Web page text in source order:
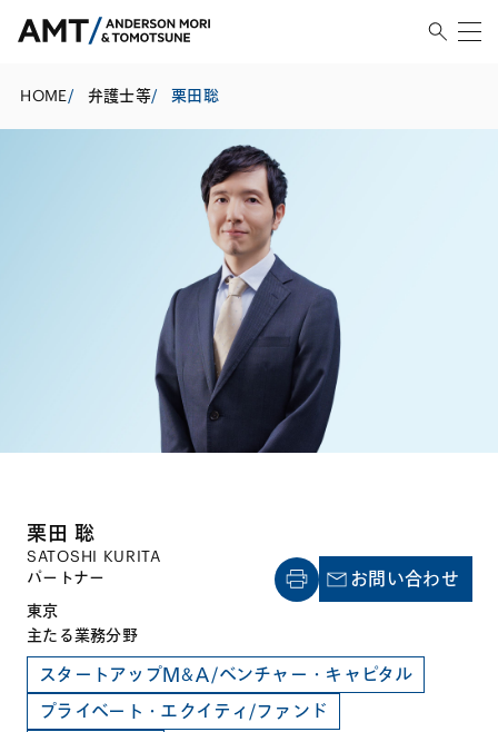
HOME/ 弁護士等/ 栗田聡
栗田 聡
SATOSHI KURITA
パートナー
東京
主たる業務分野
スタートアップＭ&Ａ/ベンチャー・キャピタル
プライベート・エクイティ/ファンド
お問い合わせ